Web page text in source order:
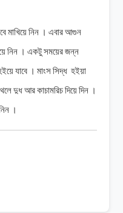
মাখিয়েনিন । এবারআগুন
নিন । একটুসময়েরজন্ন
যাবে । মাংসসিদ্ধ হইয়া
দুধআরকাচামরিচদিয়েদিন ।
।